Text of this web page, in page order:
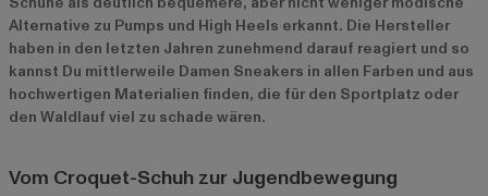
Alternative zu Pumps und High Heels erkannt. Die Hersteller
haben in den letzten Jahren zunehmend darauf reagiert und so
kannst Du mittlerweile Damen Sneakers in allen Farben und aus
hochwertigen Materialien finden, die für den Sportplatz oder
den Waldlauf viel zu schade wären.
Vom Croquet-Schuh zur Jugendbewegung